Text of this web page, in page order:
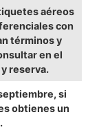
aéreos
con
términos y
en el
reserva.
si
obtienes un